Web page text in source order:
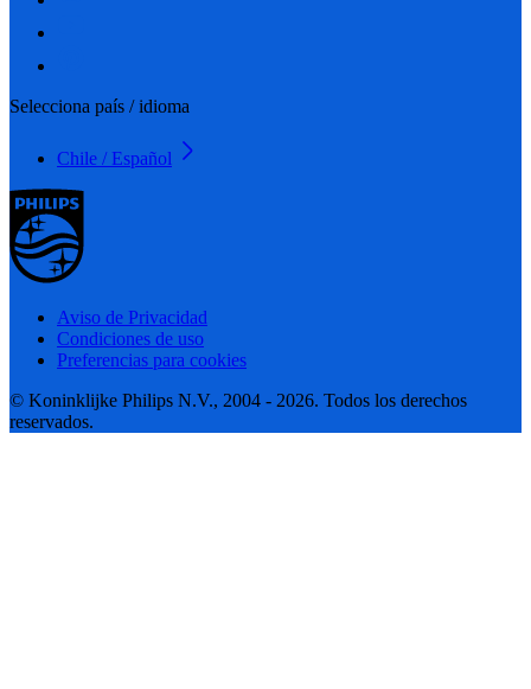
Selecciona país / idioma
Chile / Español
Aviso de Privacidad
Condiciones de uso
Preferencias para cookies
© Koninklijke Philips N.V., 2004 - 2026. Todos los derechos
reservados.